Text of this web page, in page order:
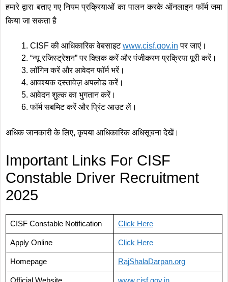
हमारे द्वारा बताए गए नियम प्रक्रियाओं का पालन करके ऑनलाइन फॉर्म जमा
किया जा सकता है
CISF की आधिकारिक वेबसाइटwww.cisf.gov.in पर जाएं।
“न्यू रजिस्ट्रेशन” पर क्लिक करें और पंजीकरण प्रक्रिया पूरी करें।
लॉगिन करें और आवेदन फॉर्म भरें।
आवश्यक दस्तावेज़ अपलोड करें।
आवेदन शुल्क का भुगतान करें।
फॉर्म सबमिट करें और प्रिंट आउट लें।
अधिक जानकारी के लिए, कृपया आधिकारिक अधिसूचना देखें।
Important Links For CISF
Constable Driver Recruitment
2025
CISF Constable Notification Click Here
Apply Online Click Here
Homepage RajShalaDarpan.org
Official Website www.cisf.gov.in